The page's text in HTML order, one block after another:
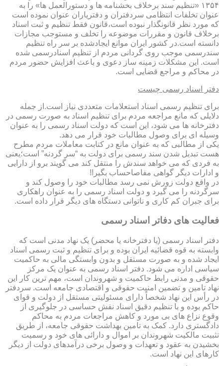
۱۳۵۴ «تنظیم سند برخلاف بخشنامه ها و دستورالعمل ها» را به
عنوان تخلفات انتظامی سردفتران و دفتریاران عنوان نموده است
که مورد نظر قانونگذار نبوده است،قانون فقط تنظیم و ثبت اسناد
برخلاف قانون و مقررات موضوعه را تخلف و مستوجب مجازات
دانسته است.در کشور ایران موانع ایجادشده بر سر راه تنظیم
سندرسمی موجب روی گردانی مردم از تنظیم اسنادرسمی شده
است. این مشکلات زمینه ساز دعوی و باعث افزایش حضور مردم
در محاکم و مراجع قضایی است.
دفتر اسناد رسمی چیست
برای تنظیم رسمی اسناد استعلامات متعددی نیاز است.از جمله
دلایلی که مانع مراجعه مردم برای تنظیم اسناد به صورت رسمی در
دفترخانه ها می شود، این است که دولت اسناد رسمی را به عنوان
وسیله ای برای وصول مطالبات خود قرار می دهد.
یکی از مطالبی که به عنوان مانع در کتابت معاملات مردم مطرح
هست تبدیل شدن سند رسمی برای دولت به “سر گردنه” است؛یعنی
به فردی که می خواهد سندش را منتقل کند می گویند برو از دارایی
و ادارات دیگر گواهی مفاصاحساب بگیر!!
در واقع دولت زورش نمی رسد مطالبات خود را وصول کند و
سرگردنه را می گیرد و دولت اسناد رسمی را به عنوان راهکاری
برای جبران کم کاری و ناتوانی دستگاه های دیگر قرار داده است.
فعالیت های دفاتر اسناد رسمی
دفتر اسناد رسمی (یا دفترخانه یا محضر) یک نهاد مدنی است که
وابسته به قوه قضائیه ایران بوده و برای تنظیم و ثبت رسمی اسناد
ایجاد شده و به صورت مستقل و بدون وابستگی مالی به حاکمیت
سیاسی اداره می شود. دفتر اسناد رسمی به عنوان یک مرکز
حقوقی و مدنی رابط حاکمیت و شهروندان است، مهم ترین کار این
نهاد تامین و تضمین امنیت حقوقی و اقتصادی جامعه است. سردفتر
در رأس این نهاد شخصاً دارای مسئولیتی مستقل از دولت و قوای
حاکم بوده و با تنظیم دقیق اسناد نقش حساسی در جلوگیری از
وقوع نزاع های بی مورد و کاهش مراجعات مردم به محاکم
دادگستری دارد. کمک به تامین بهداشت حقوقی جامعه، از طریق
تثبیت مالکیت شهروندان بر اموال و دارائی های خود و رسمیت
بخشیدن به عقود و تعهدات و وصول برخی درآمدهای دولت از دیگر
کارهای این نهاد است.